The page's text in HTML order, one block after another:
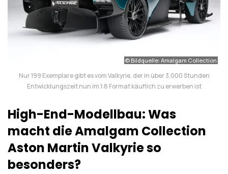
© Bildquelle: Amalgam Collection
Nur 199 Exemplare gibt es vom Valkyrie, der in über 3.000 Stunden
Entwicklungszeit nun im 1:8 Format käuflich zu erwerben ist
High-End-Modellbau: Was
macht die Amalgam Collection
Aston Martin Valkyrie so
besonders?